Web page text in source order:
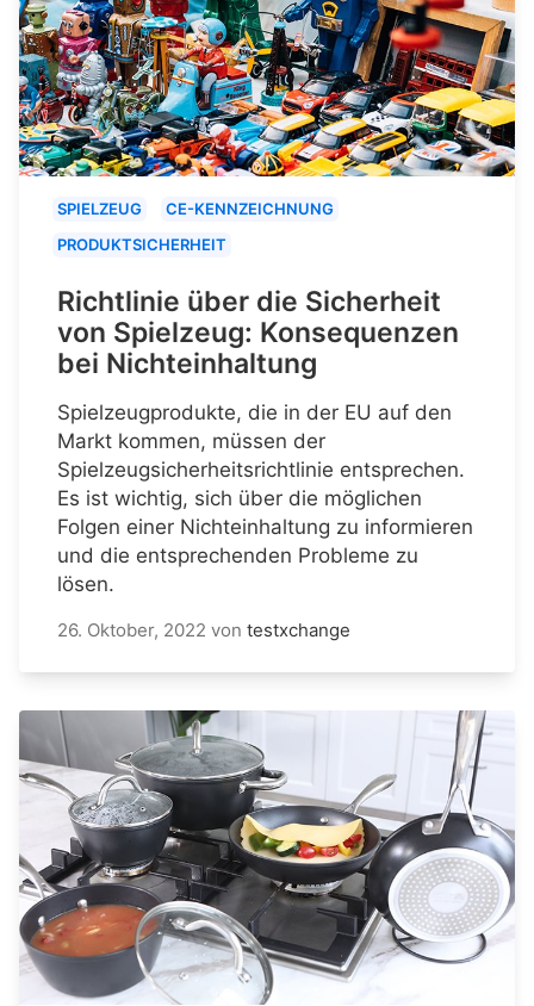
SPIELZEUG
CE-KENNZEICHNUNG
PRODUKTSICHERHEIT
Richtlinie über die Sicherheit
von Spielzeug: Konsequenzen
bei Nichteinhaltung
Spielzeugprodukte, die in der EU auf den
Markt kommen, müssen der
Spielzeugsicherheitsrichtlinie entsprechen.
Es ist wichtig, sich über die möglichen
Folgen einer Nichteinhaltung zu informieren
und die entsprechenden Probleme zu
lösen.
26. Oktober, 2022 von testxchange